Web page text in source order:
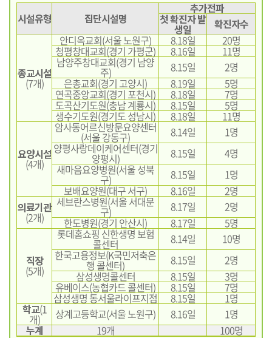
시설유형
집단시설명
추가전파
첫 확진자 발
생일 확진자수
종교시설
(7개)
안디옥교회(서울 노원구) 8.18일 20명
청평창대교회(경기 가평군) 8.16일 11명
남양주창대교회(경기 남양
주) 8.15일
2명
은총교회(경기 고양시)
8.19일 5명
연곡중앙교회(경기 포천시) 8.18일 7명
도곡산기도원(충남 계룡시) 8.15일 5명
생수기도원(경기도 성남시) 8.18일 11명
요양시설
(4개)
암사동어르신방문요양센터
(서울 강동구) 8.14일
1명
양평사랑데이케어센터(경기
양평시) 8.15일
4명
새마음요양병원(서울 성북
구) 8.15일
1명
보배요양원(대구 서구)
8.16일
2명
의료기관
(2개)
세브란스병원(서울 서대문
구) 8.17일
2명
한도병원(경기 안산시)
8.17일 5명
직장
(5개)
롯데홈쇼핑 신한생명 보험
콜센터 8.14일
10명
한국고용정보(K국민저축은
행 콜센터) 8.15일
2명
삼성생명콜센터
8.15일 3명
유베이스(농협카드 콜센터) 8.15일 7명
삼성생명 동서울라이프지점 8.15일 1명
학교(1
개) 상계고등학교(서울 노원구) 8.16일
1명
누계
19개
100명